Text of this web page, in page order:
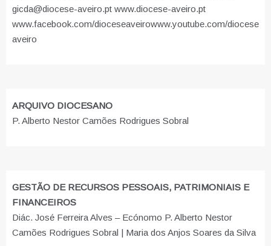
gicda@diocese-aveiro.pt www.diocese-aveiro.pt
www.facebook.com/dioceseaveirowww.youtube.com/diocese
aveiro
ARQUIVO DIOCESANO
P. Alberto Nestor Camões Rodrigues Sobral
GESTÃO DE RECURSOS PESSOAIS, PATRIMONIAIS E
FINANCEIROS
Diác. José Ferreira Alves – Ecónomo P. Alberto Nestor
Camões Rodrigues Sobral | Maria dos Anjos Soares da Silva